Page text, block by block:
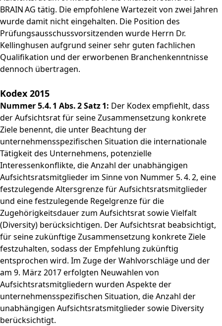
BRAIN AG tätig. Die empfohlene Wartezeit von zwei Jahren
wurde damit nicht eingehalten. Die Position des
Prüfungsausschussvorsitzenden wurde Herrn Dr.
Kellinghusen aufgrund seiner sehr guten fachlichen
Qualifikation und der erworbenen Branchenkenntnisse
dennoch übertragen.
Kodex 2015
Nummer 5.4. 1 Abs. 2 Satz 1: Der Kodex empfiehlt, dass
der Aufsichtsrat für seine Zusammensetzung konkrete
Ziele benennt, die unter Beachtung der
unternehmensspezifischen Situation die internationale
Tätigkeit des Unternehmens, potenzielle
Interessenkonflikte, die Anzahl der unabhängigen
Aufsichtsratsmitglieder im Sinne von Nummer 5. 4. 2, eine
festzulegende Altersgrenze für Aufsichtsratsmitglieder
und eine festzulegende Regelgrenze für die
Zugehörigkeitsdauer zum Aufsichtsrat sowie Vielfalt
(Diversity) berücksichtigen. Der Aufsichtsrat beabsichtigt,
für seine zukünftige Zusammensetzung konkrete Ziele
festzuhalten, sodass der Empfehlung zukünftig
entsprochen wird. Im Zuge der Wahlvorschläge und der
am 9. März 2017 erfolgten Neuwahlen von
Aufsichtsratsmitgliedern wurden Aspekte der
unternehmensspezifischen Situation, die Anzahl der
unabhängigen Aufsichtsratsmitglieder sowie Diversity
berücksichtigt.